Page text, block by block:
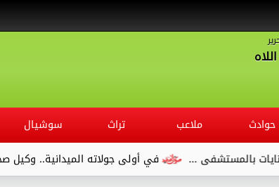
حوادث ملاعب تراث سوشيال
في أولى جولاته الميدانية.. وكيل صحة قنا يتفقد